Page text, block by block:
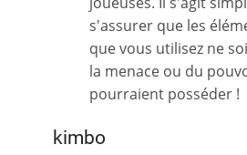
s'assurer que les
que vous utilisez ne
la menace ou du
pourraient posséder !
kimbo